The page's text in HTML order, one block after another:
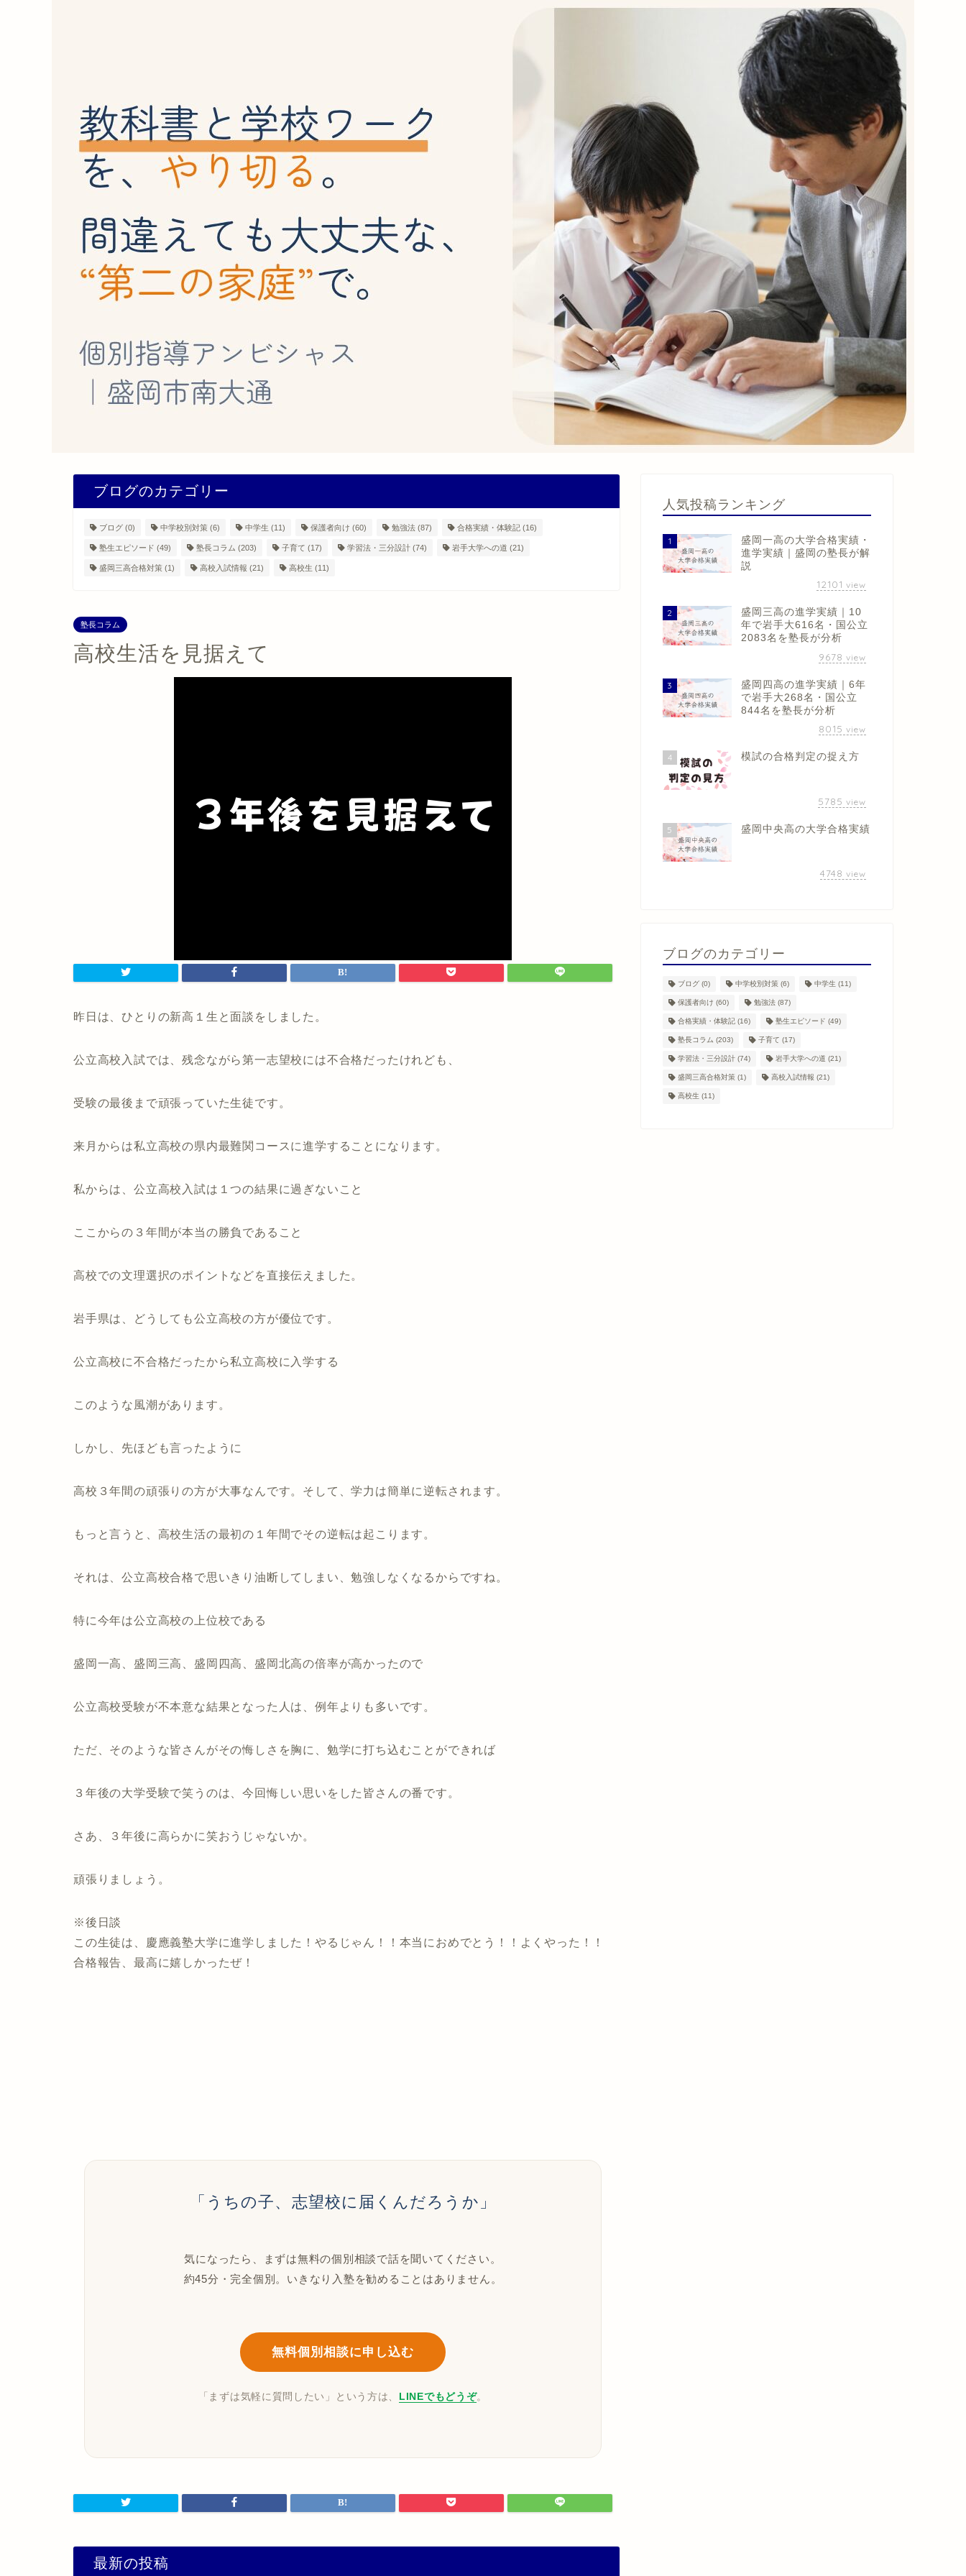
ブログのカテゴリー
ブログ (0) 中学校別対策 (6) 中学生 (11) 保護者向け (60) 勉強法 (87) 合格実績・体験記 (16)
塾生エピソード (49) 塾長コラム (203) 子育て (17) 学習法・三分設計 (74) 岩手大学への道 (21)
盛岡三高合格対策 (1) 高校入試情報 (21) 高校生 (11)
塾長コラム
高校生活を見据えて
昨日は、ひとりの新高１生と面談をしました。
公立高校入試では、残念ながら第一志望校には不合格だったけれども、
受験の最後まで頑張っていた生徒です。
来月からは私立高校の県内最難関コースに進学することになります。
私からは、公立高校入試は１つの結果に過ぎないこと
ここからの３年間が本当の勝負であること
高校での文理選択のポイントなどを直接伝えました。
岩手県は、どうしても公立高校の方が優位です。
公立高校に不合格だったから私立高校に入学する
このような風潮があります。
しかし、先ほども言ったように
高校３年間の頑張りの方が大事なんです。そして、学力は簡単に逆転されます。
もっと言うと、高校生活の最初の１年間でその逆転は起こります。
それは、公立高校合格で思いきり油断してしまい、勉強しなくなるからですね。
特に今年は公立高校の上位校である
盛岡一高、盛岡三高、盛岡四高、盛岡北高の倍率が高かったので
公立高校受験が不本意な結果となった人は、例年よりも多いです。
ただ、そのような皆さんがその悔しさを胸に、勉学に打ち込むことができれば
３年後の大学受験で笑うのは、今回悔しい思いをした皆さんの番です。
さあ、３年後に高らかに笑おうじゃないか。
頑張りましょう。
※後日談
この生徒は、慶應義塾大学に進学しました！やるじゃん！！本当におめでとう！！よくやった！！
合格報告、最高に嬉しかったぜ！
「うちの子、志望校に届くんだろうか」
気になったら、まずは無料の個別相談で話を聞いてください。
約45分・完全個別。いきなり入塾を勧めることはありません。
無料個別相談に申し込む
「まずは気軽に質問したい」という方は、 LINEでもどうぞ。
最新の投稿
人気投稿ランキング
1
盛岡一高の大学合格実績・
進学実績｜盛岡の塾長が解
説
12101 view
2
盛岡三高の進学実績｜10
年で岩手大616名・国公立
2083名を塾長が分析
9678 view
3
盛岡四高の進学実績｜6年
で岩手大268名・国公立
844名を塾長が分析
8015 view
4 模試の合格判定の捉え方
5785 view
5 盛岡中央高の大学合格実績
4748 view
ブログのカテゴリー
ブログ(0) 中学校別対策 (6) 中学生 (11)
保護者向け (60) 勉強法(87)
合格実績・体験記(16) 塾生エピソード (49)
塾長コラム (203) 子育て (17)
学習法・三分設計(74) 岩手大学への道 (21)
盛岡三高合格対策 (1) 高校入試情報 (21)
高校生 (11)